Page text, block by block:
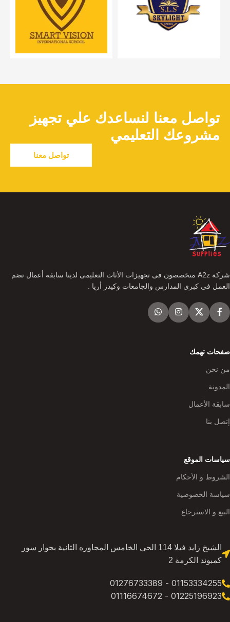
تواصل معنا لنساعدك علي تجهيز
مشروعك التعليمي
تواصل معنا
شركة A2z متخصصون فى تجهيزات الأثاث التعليمى لدينا سابقه أعمال تضم
العمل فى كبرى المدارس والجامعات وكيدز أريا .
صفحات تهمك
من نحن
المدونة
سابقة الأعمال
إتصل بنا
سياسات الموقع
الشروط و الأحكام
سياسة الخصوصية
البيع و الاسترجاع
الشيخ زايد فيلا 114 الحى الخامس المجاوره الثانية بجوار سور
كمبوند الكرمة 2
01153334255 - 01276733389
01225196923 - 01116674672